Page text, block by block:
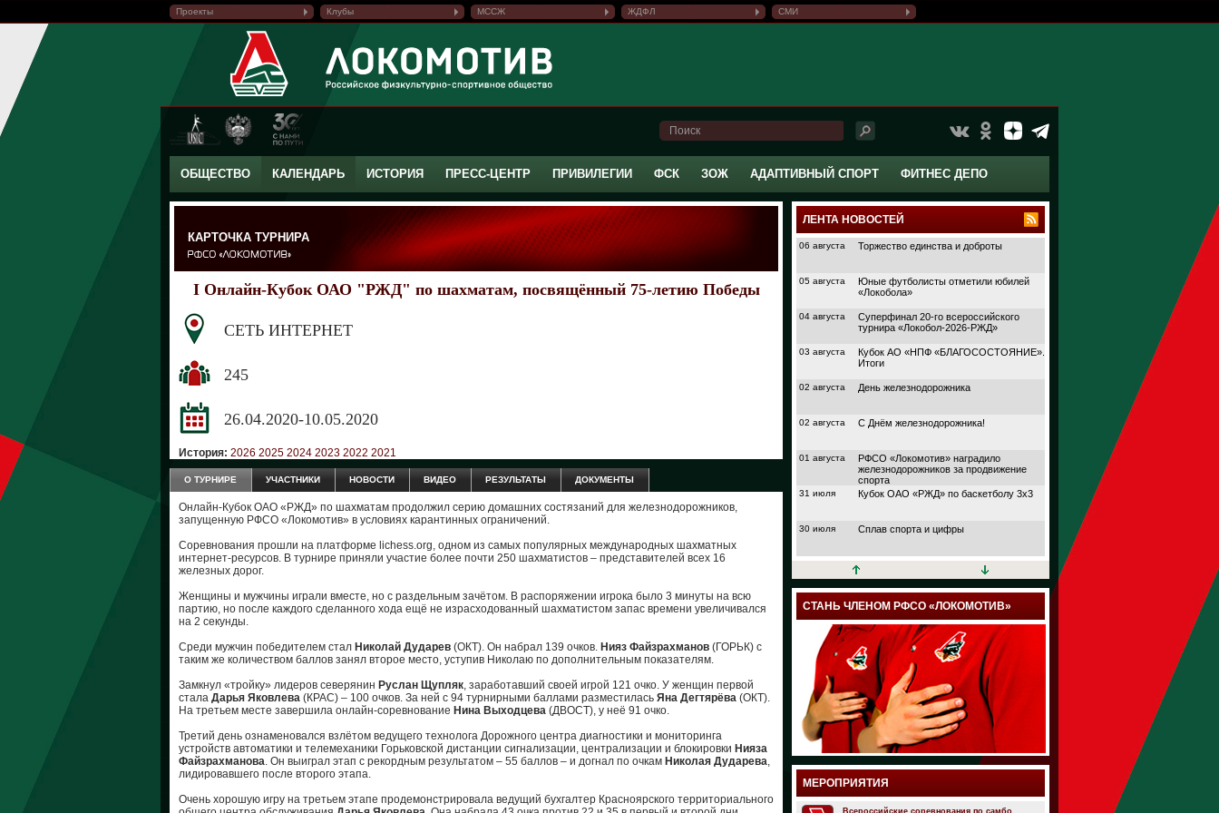
Проекты Клубы МССЖ ЖДФЛ СМИ
ОБЩЕСТВО КАЛЕНДАРЬ ИСТОРИЯ ПРЕСС-ЦЕНТР ПРИВИЛЕГИИ ФСК ЗОЖ АДАПТИВНЫЙ СПОРТ ФИТНЕС ДЕПО
КАРТОЧКА ТУРНИРА
I Онлайн-Кубок ОАО "РЖД" по шахматам, посвящённый 75-летию Победы
СЕТЬ ИНТЕРНЕТ
245
26.04.2020-10.05.2020
История: 2026 2025 2024 2023 2022 2021
О ТУРНИРЕ УЧАСТНИКИ НОВОСТИ ВИДЕО РЕЗУЛЬТАТЫ ДОКУМЕНТЫ
Онлайн-Кубок ОАО «РЖД» по шахматам продолжил серию домашних состязаний для железнодорожников,
запущенную РФСО «Локомотив» в условиях карантинных ограничений.
Соревнования прошли на платформе lichess.org, одном из самых популярных международных шахматных
интернет-ресурсов. В турнире приняли участие более почти 250 шахматистов – представителей всех 16
железных дорог.
Женщины и мужчины играли вместе, но с раздельным зачётом. В распоряжении игрока было 3 минуты на всю
партию, но после каждого сделанного хода ещё не израсходованный шахматистом запас времени увеличивался
на 2 секунды.
Среди мужчин победителем стал Николай Дударев (ОКТ). Он набрал 139 очков. Нияз Файзрахманов (ГОРЬК) с
таким же количеством баллов занял второе место, уступив Николаю по дополнительным показателям.
Замкнул «тройку» лидеров северянин Руслан Щупляк, заработавший своей игрой 121 очко. У женщин первой
стала Дарья Яковлева (КРАС) – 100 очков. За ней с 94 турнирными баллами разместилась Яна Дегтярёва (ОКТ).
На третьем месте завершила онлайн-соревнование Нина Выходцева (ДВОСТ), у неё 91 очко.
Третий день ознаменовался взлётом ведущего технолога Дорожного центра диагностики и мониторинга
устройств автоматики и телемеханики Горьковской дистанции сигнализации, централизации и блокировки Нияза
Файзрахманова. Он выиграл этап с рекордным результатом – 55 баллов – и догнал по очкам Николая Дударева,
лидировавшего после второго этапа.
Очень хорошую игру на третьем этапе продемонстрировала ведущий бухгалтер Красноярского территориального
ЛЕНТА НОВОСТЕЙ
06 августа Торжество единства и доброты
05 августа
Юные футболисты отметили юбилей
«Локобола»
04 августа
Суперфинал 20-го всероссийского
турнира «Локобол-2026-РЖД»
03 августа
Кубок АО «НПФ «БЛАГОСОСТОЯНИЕ».
Итоги
02 августа День железнодорожника
02 августа С Днём железнодорожника!
01 августа
РФСО «Локомотив» наградило
железнодорожников за продвижение
спорта
31 июля Кубок ОАО «РЖД» по баскетболу 3х3
30 июля Сплав спорта и цифры
27 июля
Кубок АО «НПФ
Дорога в большой спорт
23 июля Поймали волну удачи
18 июля Папа, мама и я выходим на старт
17 июля Йога, плавание или теннис?
12 июля
Подведены итоги шестого сезона
проекта «Трансформация» от РФСО
«Локомотив»
Семейный спортивный фестиваль
здорового образа жизни «ЛокоЛето»
прошёл в Москве
СТАНЬ ЧЛЕНОМ РФСО «ЛОКОМОТИВ»
МЕРОПРИЯТИЯ
Всероссийские соревнования по самбо.